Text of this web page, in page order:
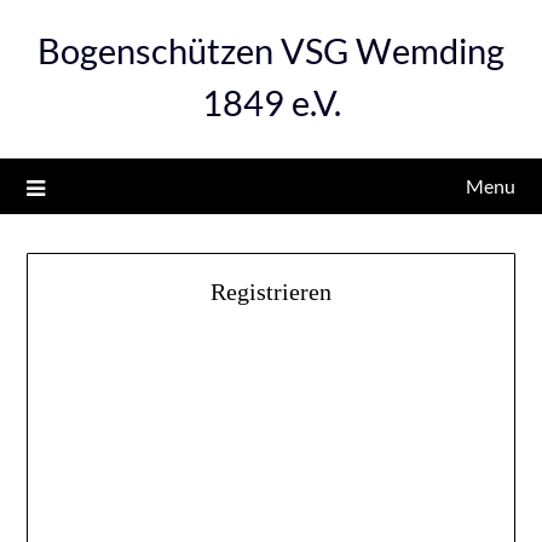
Bogenschützen VSG Wemding
1849 e.V.
Menu
Registrieren